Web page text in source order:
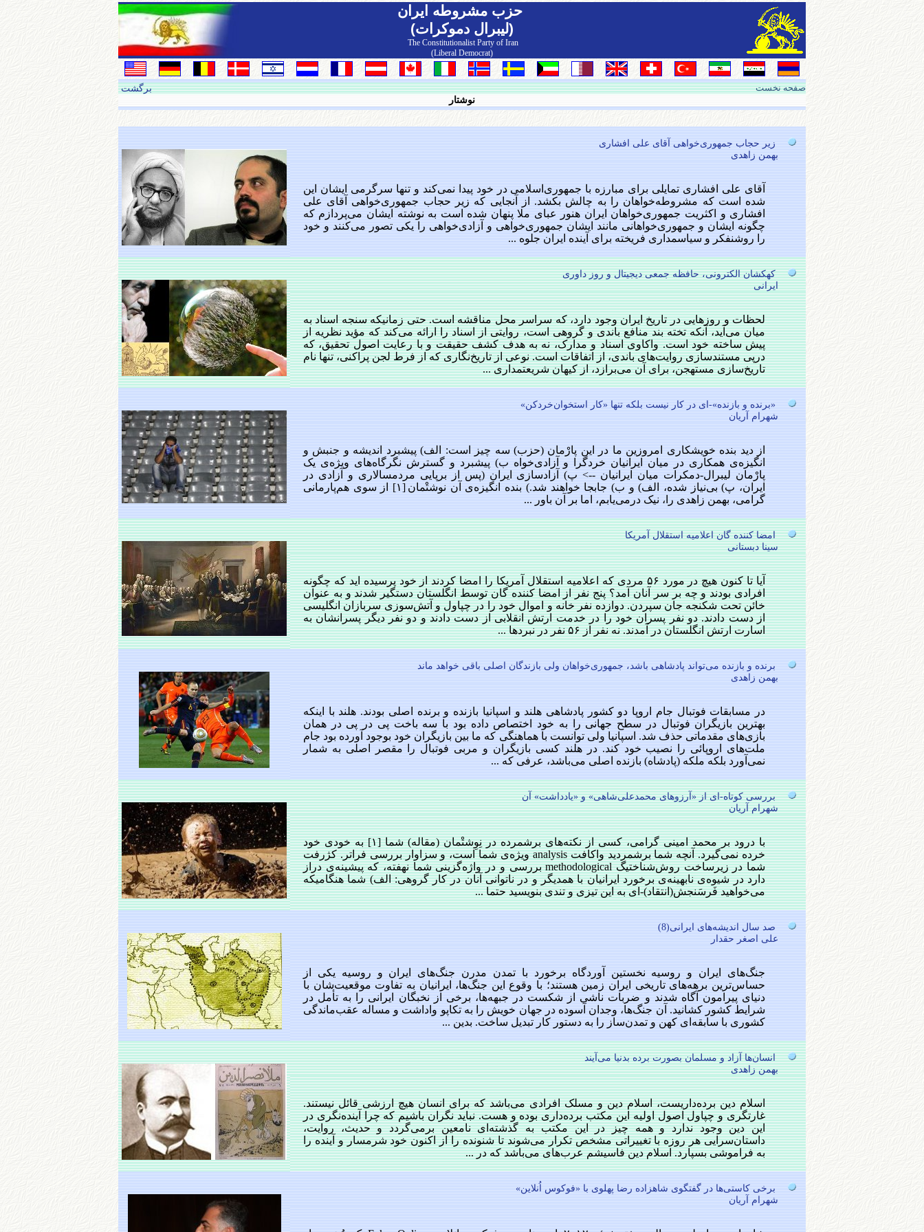
حزب مشروطه ايران
(لیبرال دموکرات)
The Constitutionalist Party of Iran
(Liberal Democrat)
صفحه نخست
برگشت
نوشتار
زیر حجاب جمهوری‌خواهی آقای علی افشاری
بهمن زاهدی
آقای علی افشاری تمایلی برای مبارزه با جمهوری‌اسلامی در خود پیدا نمی‌کند و تنها سرگرمی ایشان این
شده است که مشروطه‌خواهان را به چالش بکشد. از آنجایی که زیر حجاب جمهوری‌خواهی آقای علی
افشاری و اکثریت جمهوری‌خواهان ایران هنور عبای ملا پنهان شده است به نوشته ایشان می‌پردازم که
چگونه ایشان و جمهوری‌خواهانی مانند ایشان جمهوری‌خواهی و آزادی‌خواهی را یکی تصور می‌کنند و خود
را روشنفکر و سیاسمداری فریخته برای آینده ایران جلوه ...
کهکشان الکترونی، حافظه جمعی دیجیتال و روز داوری
ایرانی
لحظات و روزهایی در تاریخ ایران وجود دارد، که سراسر محل مناقشه است. حتی زمانیکه سنجه اسناد به
میان می‌آید، آنکه تخته بند منافع باندی و گروهی است، روایتی از اسناد را ارائه می‌کند که مؤید نظریه از
پیش ساخته خود است. واکاوی اسناد و مدارک، نه به هدف کشف حقیقت و با رعایت اصول تحقیق، که
درپی مستندسازی روایت‌های باندی، از اتفاقات است. نوعی از تاریخ‌نگاری که از فرط لجن پراکنی، تنها نام
تاریخ‌سازی مستهجن، برای آن می‌برازد، از کیهان شریعتمداری ...
«برنده‌ و بازنده»-ای در کار نيست بلکه تنها «کار استخوان‌خردکن»
شهرام آريان
از ديد بنده خويشکاری امروزين ما در اين پارْمان (حزب) سه چيز است: الف) پيشبرد انديشه و جنبش و
انگيزه‌ی همکاری در ميان ايرانيان خردگرا و آزادی‌خواه ب) پيشبرد و گسترش نگرگاه‌های ويژه‌ی يک
پارْمان ليبرال-دمکرات ميان ايرانيان --> پ) آزادسازی ايران (پس از برپايی مردمسالاری و آزادی در
ايران، پ) بی‌نياز شده، الف) و ب) جابجا خواهند شد.) بنده انگيزه‌ی آن نوشتْمان [١] از سوی هم‌پارمانی
گرامی، بهمن زاهدی را، نيک درمی‌يابم، اما بر آن باور ...
امضا کننده گان اعلامیه استقلال آمریکا
سینا دبستانی
آیا تا کنون هیچ در مورد ۵۶ مردی که اعلامیه استقلال آمریکا را امضا کردند از خود پرسیده اید که چگونه
افرادی بودند و چه بر سر آنان آمد؟ پنج نفر از امضا کننده گان توسط انگلستان دستگیر شدند و به عنوان
خائن تحت شکنجه جان سپردن. دوازده نفر خانه و اموال خود را در چپاول و آتش‌سوزی سربازان انگلیسی
از دست دادند. دو نفر پسران خود را در خدمت ارتش انقلابی‌ از دست دادند و دو نفر دیگر پسرانشان به
اسارت ارتش انگلستان در آمدند. نه‌ نفر از ۵۶ نفر در نبردها ...
برنده و بازنده می‌تواند پادشاهی باشد، جمهوری‌خواهان ولی بازندگان اصلی باقی خواهد ماند
بهمن زاهدی
در مسابقات فوتبال جام اروپا دو کشور پادشاهی هلند و اسپانیا بازنده و برنده اصلی بودند. هلند با اینکه
بهترین بازیگران فوتبال در سطح جهانی را به خود اختصاص داده بود با سه باخت پی در پی در همان
بازی‌های مقدماتی حذف شد. اسپانیا ولی توانست با هماهنگی که ما بین بازیگران خود بوجود آورده بود جام
ملت‌های اروپائی را نصیب خود کند. در هلند کسی بازیگران و مربی فوتبال را مقصر اصلی به شمار
نمی‌آورد بلکه ملکه (پادشاه) بازنده اصلی می‌باشد، عرفی که ...
بررسی کوتاه-ای از «آرزوهای محمدعلی‌شاهی» و «يادداشت» آن
شهرام آريان
با درود بر محمد امينی گرامی، کسی از نکته‌های برشمرده در نِوِشتْمان (مقاله) شما [١] به خودی خود
خرده نمی‌گيرد. آنچه شما برشمرديد واکافت analysis ويژه‌ی شما است، و سزاوار بررسی فراتر. کژرفت
شما در زيرساخت روش‌شناختيگ methodological بررسی و در واژه‌گزينی شما نهفته، که پيشينه‌ی دراز
دارد در شيوه‌ی نابهينه‌ی برخورد ايرانيان با همديگر و در ناتوانی آنان در کار گروهی: الف) شما هنگاميکه
می‌خواهيد فَرسَنجش(انتقاد)-ای به اين تيزی و تندی بنويسيد حتما ...
صد سال اندیشه‌های ایرانی(8)
علی اصغر حقدار
جنگ‌های ایران و روسیه نخستین آوردگاه برخورد با تمدن مدرن جنگ‌های ایران و روسیه یکی از
حساس‌ترین برهه‌های تاریخی ایران زمین هستند؛ با وقوع این جنگ‌ها، ایرانیان به تفاوت موقعیت‌شان با
دنیای پیرامون آگاه شدند و ضربات ناشی از شکست در جبهه‌ها، برخی از نخبگان ایرانی را به تأمل در
شرایط کشور کشانید. آن جنگ‌ها، وجدان آسوده در جهان خویش را به تکاپو واداشت و مساله عقب‌ماندگی
کشوری با سابقه‌ای کهن و تمدن‌ساز را به دستور کار تبدیل ساخت. بدین ...
انسان‌ها آزاد و مسلمان بصورت برده بدنیا می‌آیند
بهمن زاهدی
اسلام دین برده‌داریست، اسلام دین و مسلک افرادی می‌باشد که برای انسان هیچ ارزشی قائل نیستند.
غارتگری و چپاول اصول اولیه این مکتب برده‌داری بوده و هست. نباید نگران باشیم که چرا آینده‌نگری در
این دین وجود ندارد و همه چیز در این مکتب به گذشته‌ای نامعین برمی‌گردد و حدیث، روایت،
داستان‌سرایی هر روزه با تغییراتی مشخص تکرار می‌شوند تا شنونده را از اکنون خود شرمسار و آینده را
به فراموشی بسپارد. اسلام دین فاسیشم عرب‌های می‌باشد که در ...
برخی کاستی‌ها در گفتگوی شاهزاده رضا پهلوی با «فوکوس اُنلاين»
شهرام آريان